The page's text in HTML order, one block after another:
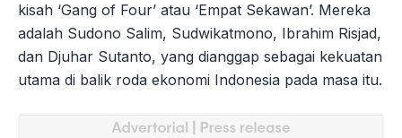
kisah ‘Gang of Four’ atau ‘Empat Sekawan’. Mereka
adalah Sudono Salim, Sudwikatmono, Ibrahim Risjad,
dan Djuhar Sutanto, yang dianggap sebagai kekuatan
utama di balik roda ekonomi Indonesia pada masa itu.